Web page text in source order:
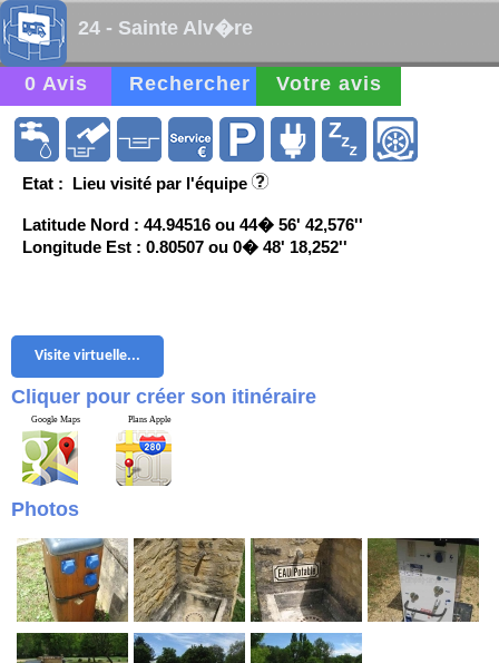
24 - Sainte Alv�re
0 Avis Rechercher Votre avis
Etat : Lieu visité par l'équipe
Latitude Nord : 44.94516 ou 44� 56' 42,576''
Longitude Est : 0.80507 ou 0� 48' 18,252''
Visite virtuelle...
Cliquer pour créer son itinéraire
Google Maps Plans Apple
Photos